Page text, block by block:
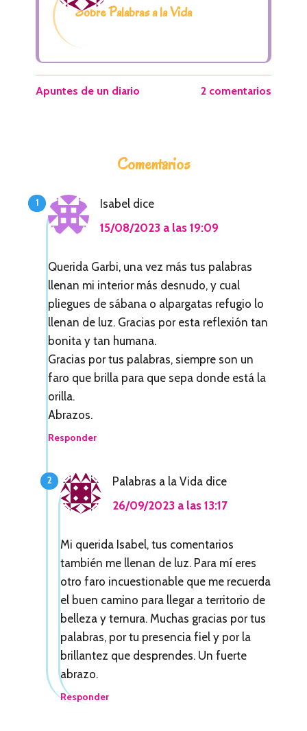
Sobre Palabras a la Vida
Apuntes de un diario 2 comentarios
Comentarios
Isabel dice
15/08/2023 a las 19:09
Querida Garbi, una vez más tus palabras
llenan mi interior más desnudo, y cual
pliegues de sábana o alpargatas refugio lo
llenan de luz. Gracias por esta reflexión tan
bonita y tan humana.
Gracias por tus palabras, siempre son un
faro que brilla para que sepa donde está la
orilla.
Abrazos.
Responder
Palabras a la Vida dice
26/09/2023 a las 13:17
Mi querida Isabel, tus comentarios
también me llenan de luz. Para mí eres
otro faro incuestionable que me recuerda
el buen camino para llegar a territorio de
belleza y ternura. Muchas gracias por tus
palabras, por tu presencia fiel y por la
brillantez que desprendes. Un fuerte
abrazo.
Responder